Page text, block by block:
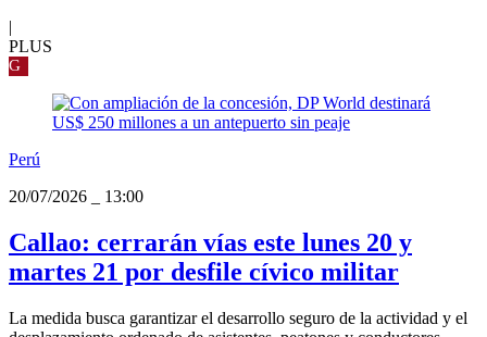
|
PLUS
G
Perú
20/07/2026
13:00
Callao: cerrarán vías este lunes 20 y
martes 21 por desfile cívico militar
La medida busca garantizar el desarrollo seguro de la actividad y el